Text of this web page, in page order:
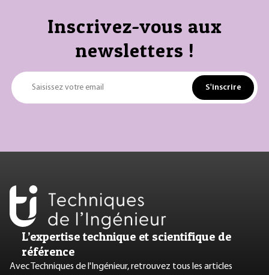
Inscrivez-vous aux
newsletters !
Saisissez votre email S'inscrire
L’expertise technique et scientifique de
référence
Avec Techniques de l'Ingénieur, retrouvez tous les articles